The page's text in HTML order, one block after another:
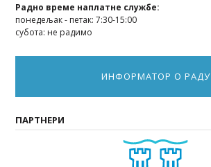
Радно време наплатне службе:
понедељак - петак: 7:30-15:00
субота: не радимо
ИНФОРМАТОР О РАДУ
ПАРТНЕРИ